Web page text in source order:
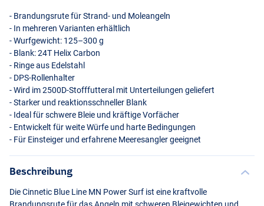
- Brandungsrute für Strand- und Moleangeln
- In mehreren Varianten erhältlich
- Wurfgewicht: 125–300 g
- Blank: 24T Helix Carbon
- Ringe aus Edelstahl
- DPS-Rollenhalter
- Wird im 2500D-Stofffutteral mit Unterteilungen geliefert
- Starker und reaktionsschneller Blank
- Ideal für schwere Bleie und kräftige Vorfächer
- Entwickelt für weite Würfe und harte Bedingungen
- Für Einsteiger und erfahrene Meeresangler geeignet
Beschreibung
Die Cinnetic Blue Line MN Power Surf ist eine kraftvolle